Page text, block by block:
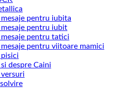
pentru iubita
pentru iubit
pentru tatici
pentru viitoare mamici
despre Caini